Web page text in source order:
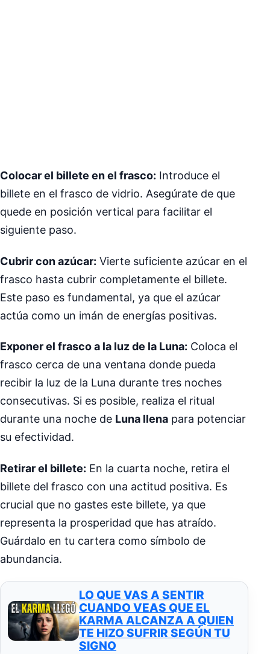
Colocar el billete en el frasco: Introduce el
billete en el frasco de vidrio. Asegúrate de que
quede en posición vertical para facilitar el
siguiente paso.
Cubrir con azúcar: Vierte suficiente azúcar en el
frasco hasta cubrir completamente el billete.
Este paso es fundamental, ya que el azúcar
actúa como un imán de energías positivas.
Exponer el frasco a la luz de la Luna: Coloca el
frasco cerca de una ventana donde pueda
recibir la luz de la Luna durante tres noches
consecutivas. Si es posible, realiza el ritual
durante una noche de Luna llena para potenciar
su efectividad.
Retirar el billete: En la cuarta noche, retira el
billete del frasco con una actitud positiva. Es
crucial que no gastes este billete, ya que
representa la prosperidad que has atraído.
Guárdalo en tu cartera como símbolo de
abundancia.
LO QUE VAS A SENTIR
CUANDO VEAS QUE EL
KARMA ALCANZA A QUIEN
TE HIZO SUFRIR SEGÚN TU
SIGNO